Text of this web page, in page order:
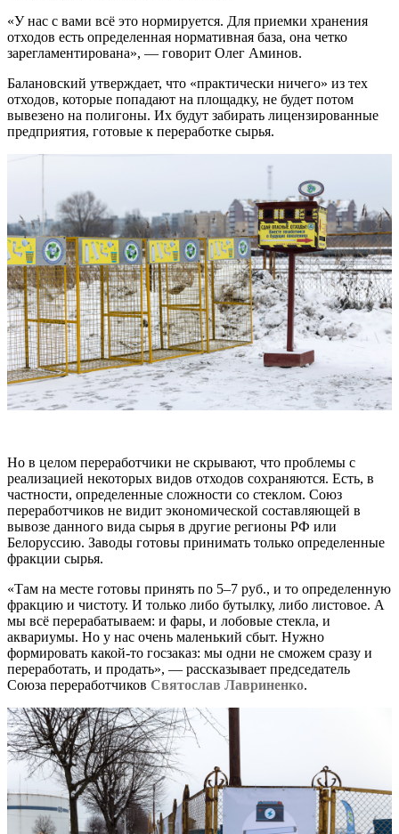
«У нас с вами всё это нормируется. Для приемки хранения
отходов есть определенная нормативная база, она четко
зарегламентирована», — говорит Олег Аминов.
Балановский утверждает, что «практически ничего» из тех
отходов, которые попадают на площадку, не будет потом
вывезено на полигоны. Их будут забирать лицензированные
предприятия, готовые к переработке сырья.
Но в целом переработчики не скрывают, что проблемы с
реализацией некоторых видов отходов сохраняются. Есть, в
частности, определенные сложности со стеклом. Союз
переработчиков не видит экономической составляющей в
вывозе данного вида сырья в другие регионы РФ или
Белоруссию. Заводы готовы принимать только определенные
фракции сырья.
«Там на месте готовы принять по 5–7 руб., и то определенную
фракцию и чистоту. И только либо бутылку, либо листовое. А
мы всё перерабатываем: и фары, и лобовые стекла, и
аквариумы. Но у нас очень маленький сбыт. Нужно
формировать какой-то госзаказ: мы одни не сможем сразу и
переработать, и продать», — рассказывает председатель
Союза переработчиков Святослав Лавриненко.